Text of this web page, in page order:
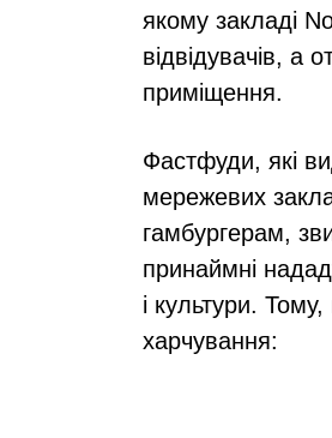
якому закладі
відвідувачів, а
приміщення.
Фастфуди, які
мережевих
гамбургерам,
принаймні
і культури.
харчування: